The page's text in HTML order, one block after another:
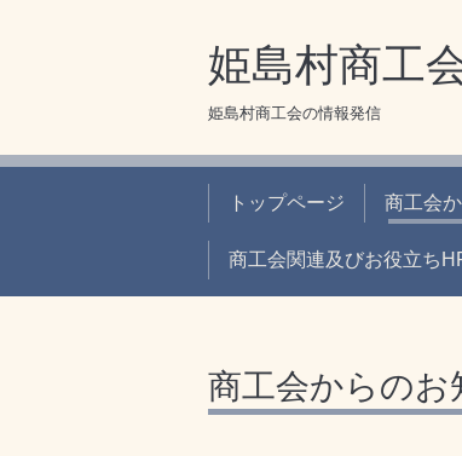
姫島村商工
姫島村商工会の情報発信
トップページ 商工会
商工会関連及びお役立ち
商工会からのお